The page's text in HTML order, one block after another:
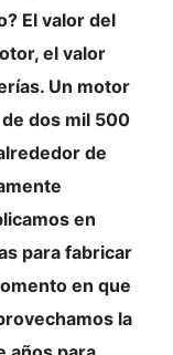
El valor del
el valor
Un motor
dos mil 500
de
en
para fabricar
en que
la